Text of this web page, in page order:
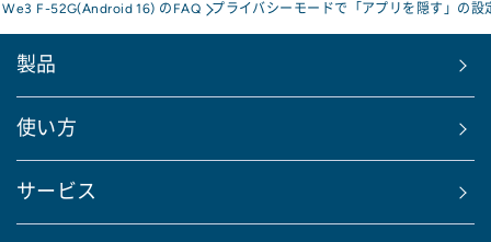
F-52G(Android 16) のFAQ プライバシーモードで「アプリを隠す」の
製品
使い方
サービス